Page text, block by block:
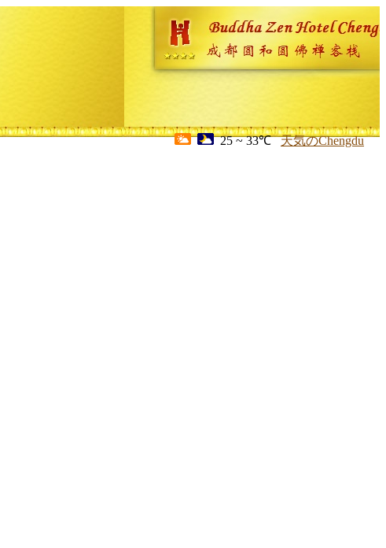
25 ~ 33℃ 天気のChengdu